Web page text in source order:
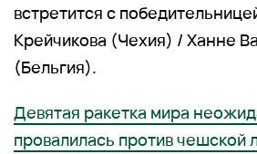
встретится с
Крейчикова (Чехия) / Ханне
(Бельгия).
Девятая ракетка мира
провалилась против чешской